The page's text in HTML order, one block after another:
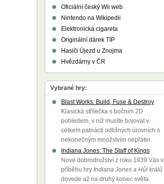
Oficiální český Wii web
Nintendo na Wikipedii
Elektronická cigareta
Originální dárek TIP
Hasiči Újezd u Znojma
Hvězdárny v ČR
Vybrané hry:
Blast Works: Build, Fuse & Destroy
Klasická střílečka s bočním 2D
pohledem, v níž musíte bojovat v
celkem patnácti odlišných úrovních s
nekonečným množstvím nepřátel.
Indiana Jones: The Staff of Kings
Nové dobrodružství z roku 1939 Vás v
příběhu hry Indiana Jones a Hůl králů
dovede až na druhý konec světa.